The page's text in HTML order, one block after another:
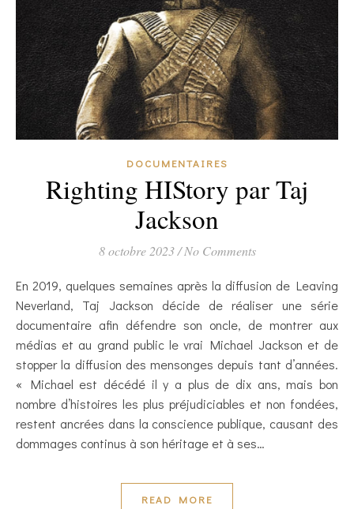
DOCUMENTAIRES
Righting HIStory par Taj
Jackson
8 octobre 2023 / No Comments
En 2019, quelques semaines après la diffusion de Leaving
Neverland, Taj Jackson décide de réaliser une série
documentaire afin défendre son oncle, de montrer aux
médias et au grand public le vrai Michael Jackson et de
stopper la diffusion des mensonges depuis tant d’années.
« Michael est décédé il y a plus de dix ans, mais bon
nombre d’histoires les plus préjudiciables et non fondées,
restent ancrées dans la conscience publique, causant des
dommages continus à son héritage et à ses…
READ MORE